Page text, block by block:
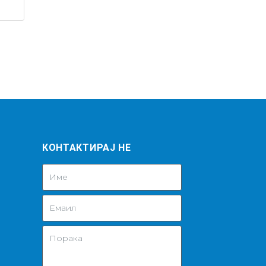
КОНТАКТИРАЈ НЕ